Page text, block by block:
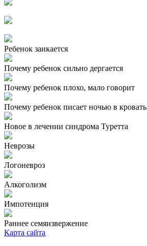
Ребенок заикается
Почему ребенок сильно дергается
Почему ребенок плохо, мало говорит
Почему ребенок писает ночью в кровать
Новое в лечении синдрома Туретта
Неврозы
Логоневроз
Алкоголизм
Импотенция
Раннее семяизвержение
Карта сайта